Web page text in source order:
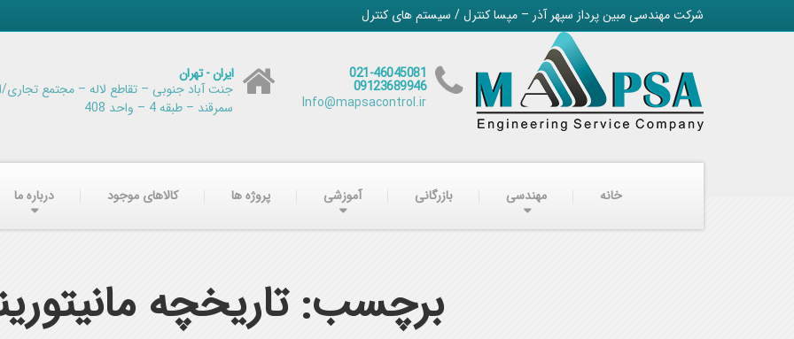
شرکت مهندسی مبین پرداز سپهر آذر – مپسا کنترل / سیستم های کنترل
021-46045081
09123689946
Info@mapsacontrol.ir
ایران - تهران
جنت آباد جنوبی – تقاطع لاله – مجتمع تجاری/
سمرقند – طبقه 4 – واحد 408
خانه مهندسی بازرگانی آموزشی پروژه ها کالاهای موجود درباره ما
برچسب: تاریخچه